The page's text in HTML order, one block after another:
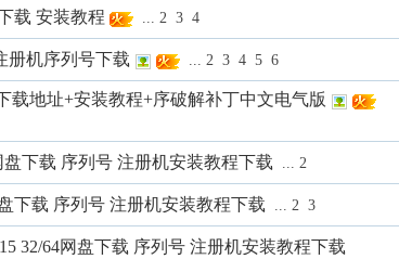
载 安装教程 ... 2 3 4
册机序列号下载 ... 2 3 4 5 6
载地址+安装教程+序破解补丁中文电气版
盘下载 序列号 注册机安装教程下载 ... 2
下载 序列号 注册机安装教程下载 ... 2 3
32/64网盘下载 序列号 注册机安装教程下载